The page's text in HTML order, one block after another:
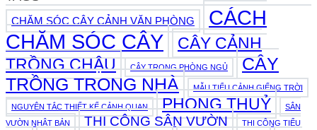
CHĂM SÓC CÂY CẢNH VĂN PHÒNG
CÁCH
CHĂM SÓC CÂY
CÂY CẢNH
TRỒNG CHẬU
CÂY TRONG PHÒNG NGỦ
CÂY
TRỒNG TRONG NHÀ
MẪU TIỂU CẢNH GIẾNG TRỜI
NGUYÊN TẮC THIẾT KẾ CẢNH QUAN PHONG THUỶ
SÂN
VƯỜN NHẬT BẢN
THI CÔNG SÂN VƯỜN
THI CÔNG TIỂU